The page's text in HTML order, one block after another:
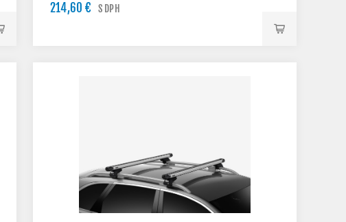
214,60 € S DPH